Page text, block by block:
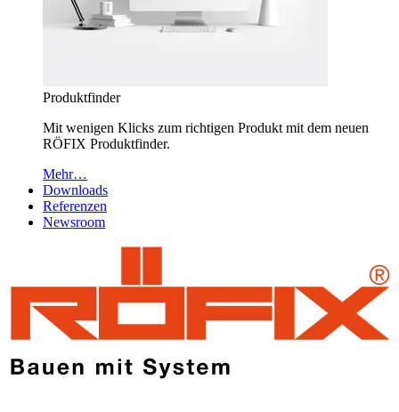
Produktfinder
Mit wenigen Klicks zum richtigen Produkt mit dem neuen
RÖFIX Produktfinder.
Mehr…
Downloads
Referenzen
Newsroom